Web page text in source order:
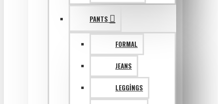
PANTS
FORMAL
JEANS
LEGGINGS